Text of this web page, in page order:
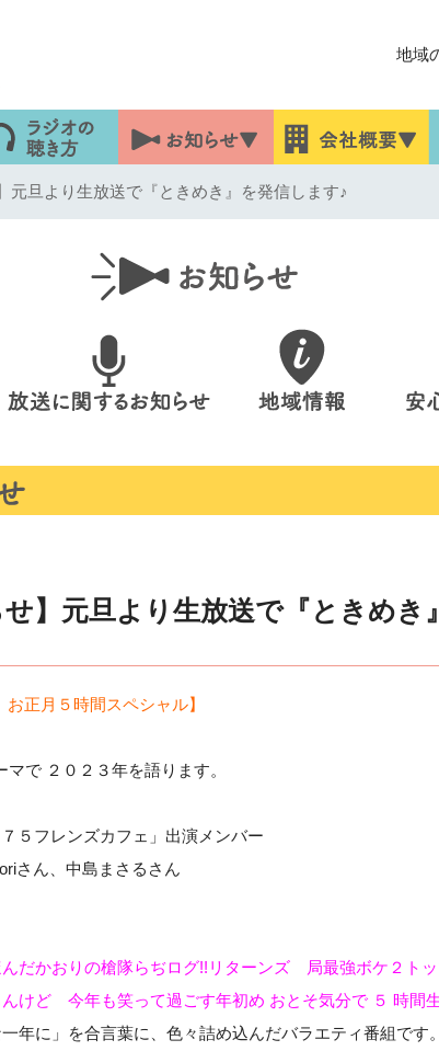
地域
元旦より生放送で『ときめき』を発信します♪
せ】元旦より生放送で『ときめき
正月５時間スペシャル】
で ２０２３年を語ります。
５フレンズカフェ」出演メンバー
さん、中島まさるさん
んだかおりの槍隊らぢログ!!リターンズ 局最強ボケ２ト
けど 今年も笑って過ごす年初め おとそ気分で ５ 時間生
年に」を合言葉に、色々詰め込んだバラエティ番組です。